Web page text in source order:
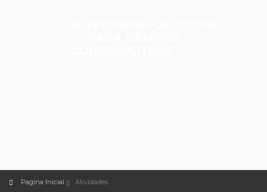
Pagina Inicial Atividades